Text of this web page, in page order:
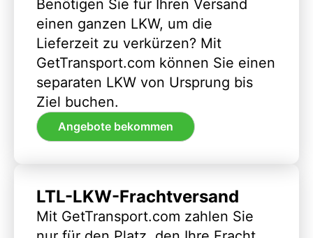
Benötigen Sie für Ihren Versand
einen ganzen LKW, um die
Lieferzeit zu verkürzen? Mit
GetTransport.com können Sie einen
separaten LKW von Ursprung bis
Ziel buchen.
Angebote bekommen
LTL-LKW-Frachtversand
Mit GetTransport.com zahlen Sie